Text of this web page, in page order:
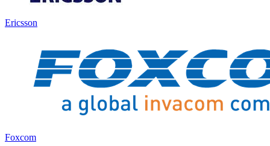
Ericsson
Foxcom